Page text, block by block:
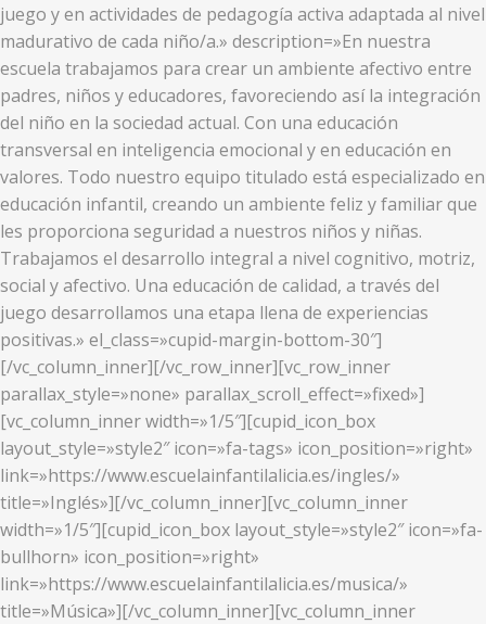
juego y en actividades de pedagogía activa adaptada al nivel
madurativo de cada niño/a.» description=»En nuestra
escuela trabajamos para crear un ambiente afectivo entre
padres, niños y educadores, favoreciendo así la integración
del niño en la sociedad actual. Con una educación
transversal en inteligencia emocional y en educación en
valores. Todo nuestro equipo titulado está especializado en
educación infantil, creando un ambiente feliz y familiar que
les proporciona seguridad a nuestros niños y niñas.
Trabajamos el desarrollo integral a nivel cognitivo, motriz,
social y afectivo. Una educación de calidad, a través del
juego desarrollamos una etapa llena de experiencias
positivas.» el_class=»cupid-margin-bottom-30″]
[/vc_column_inner][/vc_row_inner][vc_row_inner
parallax_style=»none» parallax_scroll_effect=»fixed»]
[vc_column_inner width=»1/5″][cupid_icon_box
layout_style=»style2″ icon=»fa-tags» icon_position=»right»
link=»https://www.escuelainfantilalicia.es/ingles/»
title=»Inglés»][/vc_column_inner][vc_column_inner
width=»1/5″][cupid_icon_box layout_style=»style2″ icon=»fa-
bullhorn» icon_position=»right»
link=»https://www.escuelainfantilalicia.es/musica/»
title=»Música»][/vc_column_inner][vc_column_inner